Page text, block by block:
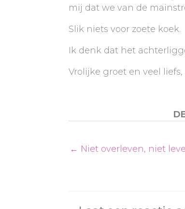
mij dat we van de
Slik niets voor zoete koek.
Ik denk dat het
Vrolijke groet en veel
← Niet overleven, niet